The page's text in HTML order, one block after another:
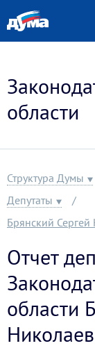
области
Структура Думы
Депутаты
Брянский Сергей
Отчет
области